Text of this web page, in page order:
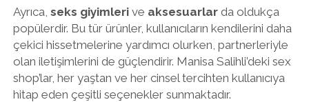
Ayrıca, seks giyimlerive aksesuarlarda oldukça
popülerdir. Bu tür ürünler, kullanıcıların kendilerini daha
çekici hissetmelerine yardımcı olurken, partnerleriyle
olan iletişimlerini de güçlendirir. Manisa Salihli’deki sex
shop’lar, her yaştan ve her cinsel tercihten kullanıcıya
hitap eden çeşitli seçenekler sunmaktadır.